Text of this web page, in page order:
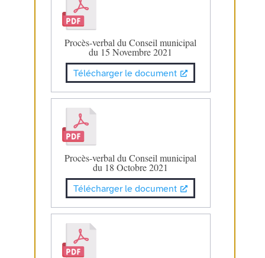
Procès-verbal du Conseil municipal
du 15 Novembre 2021
Télécharger le document
Procès-verbal du Conseil municipal
du 18 Octobre 2021
Télécharger le document